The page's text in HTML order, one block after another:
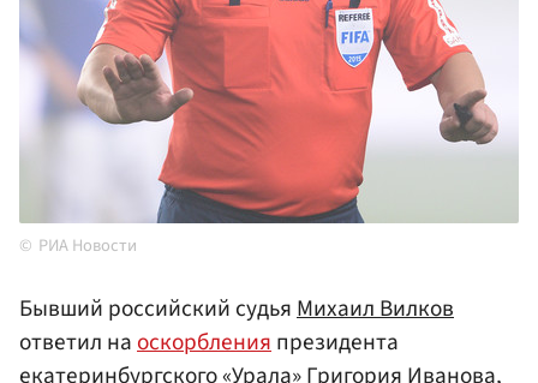
РИА Новости
Бывший российский судьяМихаил Вилков
ответил наоскорбленияпрезидента
екатеринбургского «Урала»Григория Иванова,